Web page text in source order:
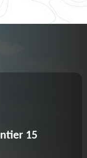
15